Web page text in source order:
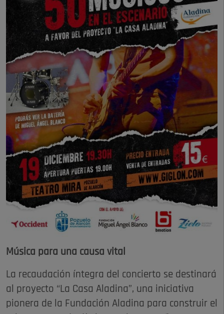
Música para una causa vital
La recaudación íntegra del concierto se destinará
al proyecto “La Casa Aladina”, una iniciativa
pionera de la Fundación Aladina para construir el